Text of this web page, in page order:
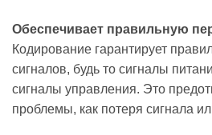
Обеспечивает правильную
Кодирование гарантирует
сигналов, будь то сигналы
сигналы управления. Это
проблемы, как потеря сигнала